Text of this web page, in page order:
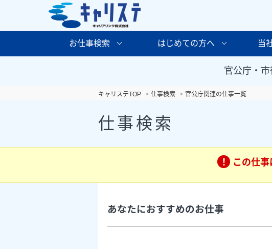
お仕事検索 はじめての方へ 当
官公庁・
キャリステTOP 仕事検索 官公庁関連の仕事一覧
仕事検索
この仕事
あなたにおすすめのお仕事